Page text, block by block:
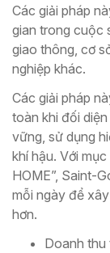
Các giải pháp
gian trong cuộc
giao thông, cơ
nghiệp khác.
Các giải pháp
toàn khi đối
vững, sử dụng
khí hậu. Với
HOME”, Saint-
mỗi ngày để
hơn.
Doanh thu